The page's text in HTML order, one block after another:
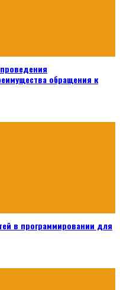
обращения к
в программировании для